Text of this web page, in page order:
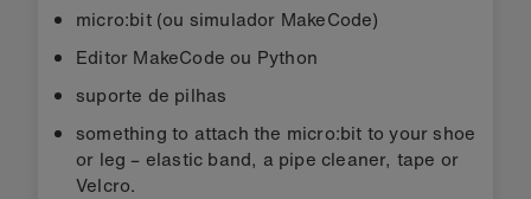
micro:bit (ou simulador MakeCode)
Editor MakeCode ou Python
suporte de pilhas
something to attach the micro:bit to your shoe
or leg – elastic band, a pipe cleaner, tape or
Velcro.